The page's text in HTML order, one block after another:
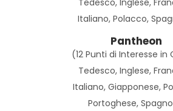
Italiano, Polacco,
Pantheon
(12 Punti di Interesse in
Tedesco, Inglese,
Italiano, Giapponese,
Portoghese,